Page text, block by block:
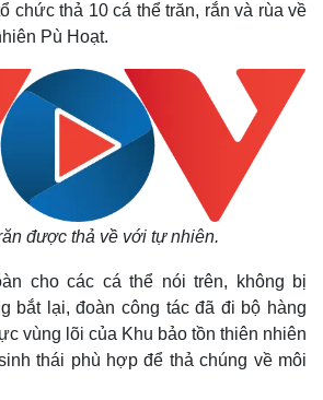
chức thả 10 cá thể trăn, rắn và rùa về
Pù Hoạt.
được thả về với tự nhiên.
cho các cá thể nói trên, không bị
bắt lại, đoàn công tác đã đi bộ hàng
vùng lõi của Khu bảo tồn thiên nhiên
thái phù hợp để thả chúng về môi